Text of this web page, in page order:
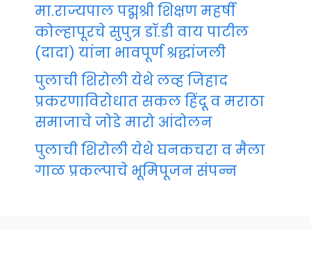
मा.राज्यपाल पद्मश्री शिक्षण महर्षी
कोल्हापूरचे सुपुत्र डॉ.डी वाय पाटील
(दादा) यांना भावपूर्ण श्रद्धांजली
पुलाची शिरोली येथे लव्ह जिहाद
प्रकरणाविरोधात सकल हिंदू व मराठा
समाजाचे जोडे मारो आंदोलन
पुलाची शिरोली येथे घनकचरा व मैला
गाळ प्रकल्पाचे भूमिपूजन संपन्न